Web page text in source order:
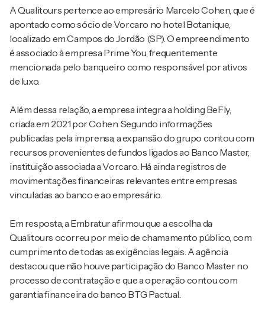
A Qualitours pertence ao empresário Marcelo Cohen, que é
apontado como sócio de Vorcaro no hotel Botanique,
localizado em Campos do Jordão (SP). O empreendimento
é associado à empresa Prime You, frequentemente
mencionada pelo banqueiro como responsável por ativos
de luxo.
Além dessa relação, a empresa integra a holding BeFly,
criada em 2021 por Cohen. Segundo informações
publicadas pela imprensa, a expansão do grupo contou com
recursos provenientes de fundos ligados ao Banco Master,
instituição associada a Vorcaro. Há ainda registros de
movimentações financeiras relevantes entre empresas
vinculadas ao banco e ao empresário.
Em resposta, a Embratur afirmou que a escolha da
Qualitours ocorreu por meio de chamamento público, com
cumprimento de todas as exigências legais. A agência
destacou que não houve participação do Banco Master no
processo de contratação e que a operação contou com
garantia financeira do banco BTG Pactual.